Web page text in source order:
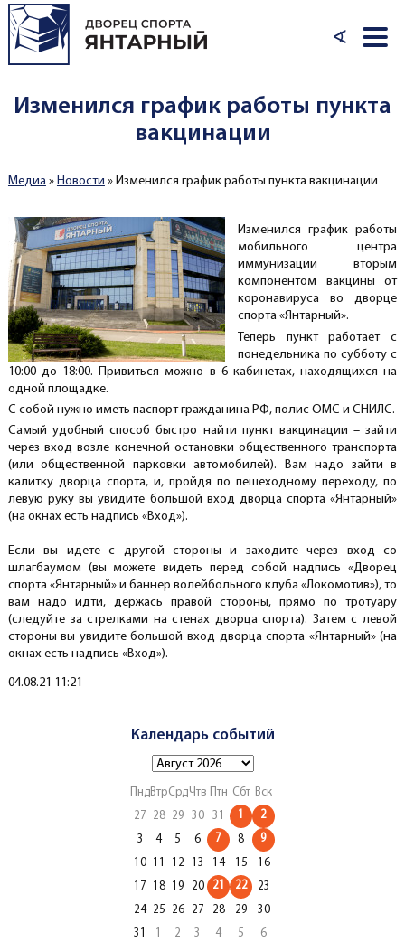
Перейти к основному содержанию
∢
Изменился график работы пункта
вакцинации
Вы здесь
Медиа» Новости » Изменился график работы пункта вакцинации
Изменился график работы
мобильного центра
иммунизации вторым
компонентом вакцины от
коронавируса во дворце
спорта «Янтарный».
Теперь пункт работает с
понедельника по субботу с
10:00 до 18:00. Привиться можно в 6 кабинетах, находящихся на
одной площадке.
С собой нужно иметь паспорт гражданина РФ, полис ОМС и СНИЛС.
Самый удобный способ быстро найти пункт вакцинации – зайти
через вход возле конечной остановки общественного транспорта
(или общественной парковки автомобилей). Вам надо зайти в
калитку дворца спорта, и, пройдя по пешеходному переходу, по
левую руку вы увидите большой вход дворца спорта «Янтарный»
(на окнах есть надпись «Вход»).
Если вы идете с другой стороны и заходите через вход со
шлагбаумом (вы можете видеть перед собой надпись «Дворец
спорта «Янтарный» и баннер волейбольного клуба «Локомотив»), то
вам надо идти, держась правой стороны, прямо по тротуару
(следуйте за стрелками на стенах дворца спорта). Затем с левой
стороны вы увидите большой вход дворца спорта «Янтарный» (на
окнах есть надпись «Вход»).
Создано
04.08.21 11:21
Календарь событий
ПндВтрСрдЧтв Птн Сбт Вск
27
28 29 30 31 1 2
3 4 5 6 7 8 9
10 12 13 14 15
16
17
18 19 20 21 22
23
24
25 26 27 28 29
30
31
2 3 4 5 6